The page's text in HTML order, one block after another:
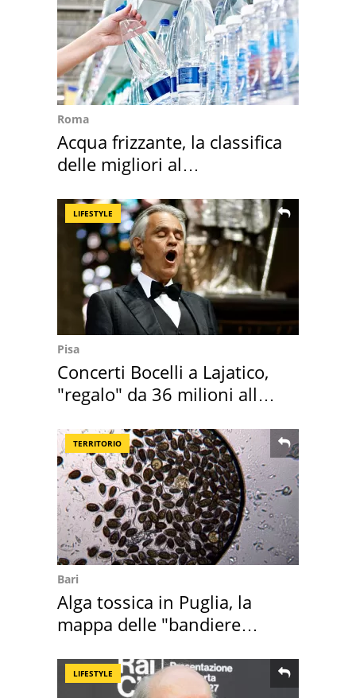
Roma
Acqua frizzante, la classifica
delle migliori al
LIFESTYLE
Pisa
Concerti Bocelli a Lajatico,
"regalo" da 36 milioni alla
TERRITORIO
Bari
Alga tossica in Puglia, la
mappa delle "bandiere
LIFESTYLE